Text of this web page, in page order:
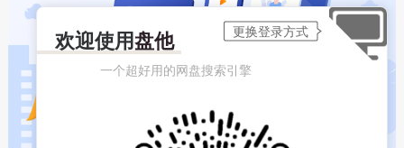
欢迎使用盘他
一个超好用的网盘搜索引擎